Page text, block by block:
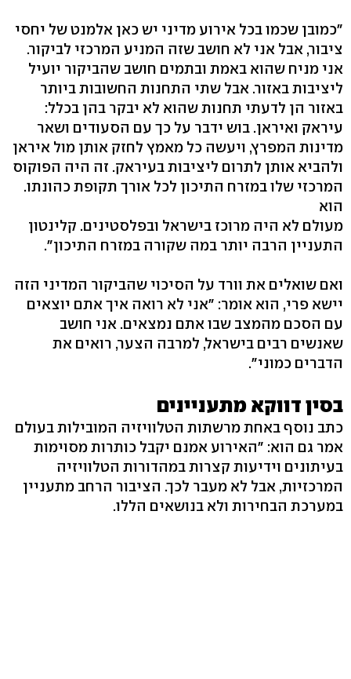
"כמובן שכמו בכל אירוע מדיני יש כאן אלמנט של יחסי
ציבור, אבל אני לא חושב שזה המניע המרכזי לביקור.
אני מניח שהוא באמת ובתמים חושב שהביקור יועיל
ליציבות באזור. אבל שתי התחנות החשובות ביותר
באזור הן לדעתי תחנות שהוא לא יבקר בהן בכלל:
עיראק ואיראן. בוש ידבר על כך עם הסעודים ושאר
מדינות המפרץ, ויעשה כל מאמץ לחזק אותן מול איראן
ולהביא אותן לתרום ליציבות בעיראק. זה היה הפוקוס
המרכזי שלו במזרח התיכון לכל אורך תקופת כהונתו.
הוא
מעולם לא היה מרוכז בישראל ובפלסטינים. קלינטון
התעניין הרבה יותר במה שקורה במזרח התיכון".
ואם שואלים את וורד על הסיכוי שהביקור המדיני הזה
יישא פרי, הוא אומר: "אני לא רואה איך אתם יוצאים
עם הסכם מהמצב שבו אתם נמצאים. אני חושב
שאנשים רבים בישראל, למרבה הצער, רואים את
הדברים כמוני".
בסין דווקא מתעניינים
כתב נוסף באחת מרשתות הטלוויזיה המובילות בעולם
אמר גם הוא: "האירוע אמנם יקבל כותרות מסוימות
בעיתונים וידיעות קצרות במהדורות הטלוויזיה
המרכזיות, אבל לא מעבר לכך. הציבור הרחב מתעניין
במערכת הבחירות ולא בנושאים הללו.